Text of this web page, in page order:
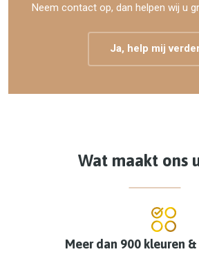
Neem contact op, dan helpen wij u
Ja, help mij
Wat maakt ons
Meer dan 900 kleuren